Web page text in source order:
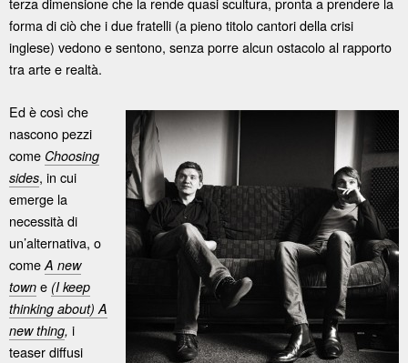
forma di ciò che i due fratelli (a pieno titolo cantori della crisi
inglese) vedono e sentono, senza porre alcun ostacolo al rapporto
tra arte e realtà.
Ed è così che
nascono pezzi
come Choosing
sides, in cui
emerge la
necessità di
un’alternativa, o
comeA new
town e (I keep
thinking about) A
new thing, i
teaser diffusi